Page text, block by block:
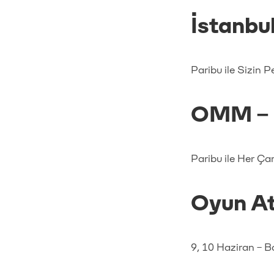
Paribu ile Sizin
OMM –
Paribu ile Her
Oyun
9, 10 Haziran –